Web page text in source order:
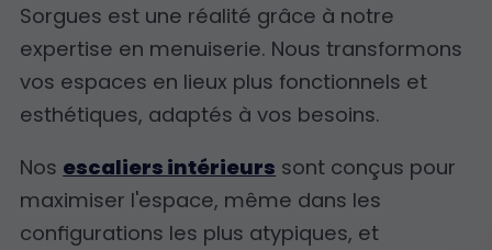
Sorgues est une réalité grâce à notre
expertise en menuiserie. Nous transformons
vos espaces en lieux plus fonctionnels et
esthétiques, adaptés à vos besoins.
Nos escaliers intérieurs sont conçus pour
maximiser l'espace, même dans les
configurations les plus atypiques, et